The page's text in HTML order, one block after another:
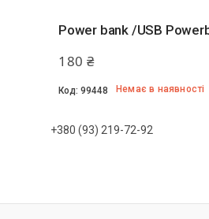
Power bank /USB
180 ₴
99448 Немає в наявності
+380 (93) 219-72-92